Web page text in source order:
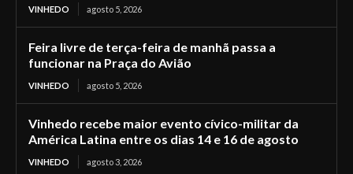
VINHEDO agosto 5, 2026
Feira livre de terça-feira de manhã passa a
funcionar na Praça do Avião
VINHEDO agosto 5, 2026
Vinhedo recebe maior evento cívico-militar da
América Latina entre os dias 14 e 16 de agosto
VINHEDO agosto 3, 2026